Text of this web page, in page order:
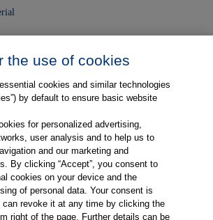
the use of cookies
cookies and similar technologies
by default to ensure basic website
for personalized advertising,
user analysis and to help us to
and our marketing and
By clicking “Accept”, you consent to
cookies on your device and the
of personal data. Your consent is
can revoke it at any time by clicking the
right of the page. Further details can be